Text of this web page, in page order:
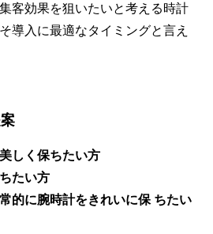
客効果を狙いたいと考える時計
導入に最適なタイミングと言え
しく保ちたい方
たい方
的に腕時計をきれいに保 ちたい